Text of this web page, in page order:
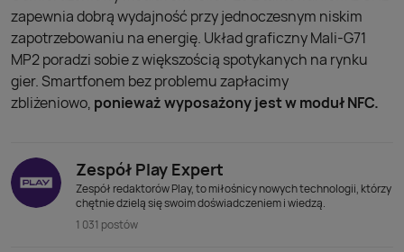
zapewnia dobrą wydajność przy jednoczesnym niskim
zapotrzebowaniu na energię. Układ graficzny Mali-G71
MP2 poradzi sobie z większością spotykanych na rynku
gier. Smartfonem bez problemu zapłacimy
zbliżeniowo, ponieważ wyposażony jest w moduł NFC.
Zespół Play Expert
Zespół redaktorów Play, to miłośnicy nowych technologii, którzy
chętnie dzielą się swoim doświadczeniem i wiedzą.
1 031 postów